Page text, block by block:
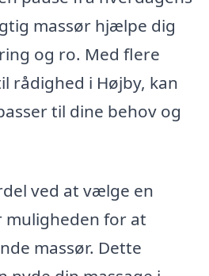
massør hjælpe dig
og ro. Med flere
rådighed i Højby, kan
til dine behov og
ved at vælge en
muligheden for at
massør. Dette